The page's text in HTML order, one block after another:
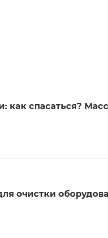
как спасаться?
очистки